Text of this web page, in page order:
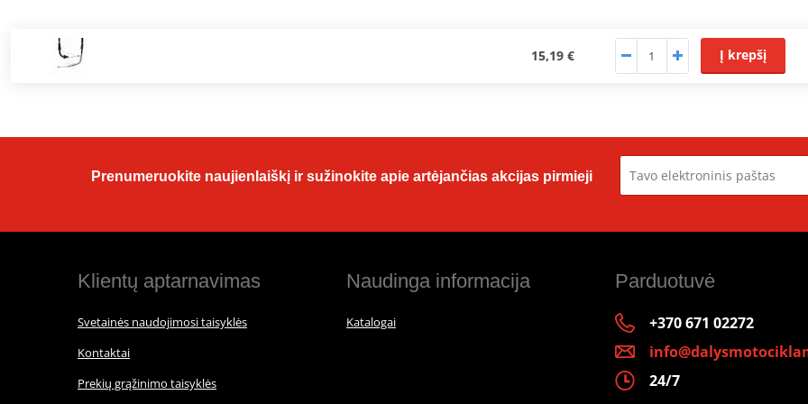
15,19 € Į krepšį
Prenumeruokite naujienlaiškį ir sužinokite apie artėjančias akcijas pirmieji
Klientų aptarnavimas
Svetainės naudojimosi taisyklės
Kontaktai
Prekių grąžinimo taisyklės
Naudinga informacija
Katalogai
Parduotuvė
+370 671 02272
24/7